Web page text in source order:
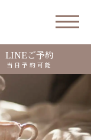
LINEご予約
当日予約可能